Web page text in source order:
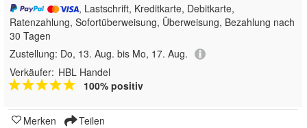
, Lastschrift, Kreditkarte, Debitkarte,
Ratenzahlung, Sofortüberweisung, Überweisung, Bezahlung nach
30 Tagen
Zustellung: Do, 13. Aug. bis Mo, 17. Aug.
Verkäufer: HBL Handel
100% positiv
Merken Teilen